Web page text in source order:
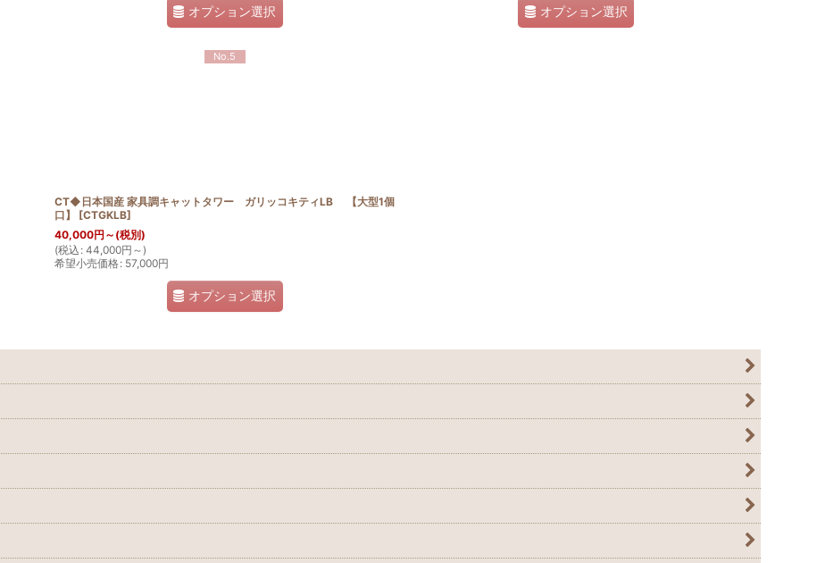
オプション選択 オプション選択
No.5
CT◆日本国産 家具調キャットタワー ガリッコキティLB 【大型1個
口】
[CTGKLB]
40,000円 ～ (税別)
(税込 : 44,000円 ～)
希望小売価格: 57,000円
オプション選択